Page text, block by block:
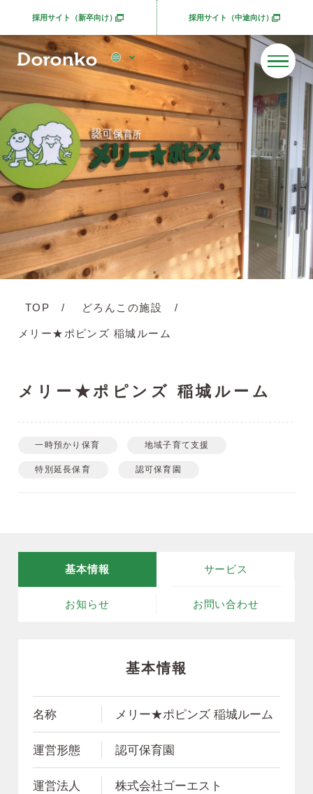
採用サイト（新卒向け）別ウィンドウで開きます 採用サイト（中途向け）別ウィンドウで開きま
TOP どろんこの施設
メリー★ポピンズ 稲城ルーム
メリー★ポピンズ 稲城ルーム
一時預かり保育 地域子育て支援
特別延長保育 認可保育園
基本情報 サービス
お知らせ お問い合わせ
基本情報
名称 メリー★ポピンズ 稲城ルーム
運営形態 認可保育園
運営法人 株式会社ゴーエスト